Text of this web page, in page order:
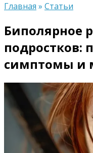
Главная » Статьи
Биполярное
подростков:
симптомы и